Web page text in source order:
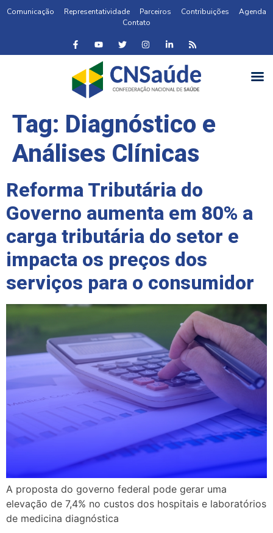
Comunicação Representatividade Parceiros Contribuições
Agenda
Contato
Tag: Diagnóstico e
Análises Clínicas
Reforma Tributária do
Governo aumenta em 80% a
carga tributária do setor e
impacta os preços dos
serviços para o consumidor
A proposta do governo federal pode gerar uma
elevação de 7,4% no custos dos hospitais e laboratórios
de medicina diagnóstica